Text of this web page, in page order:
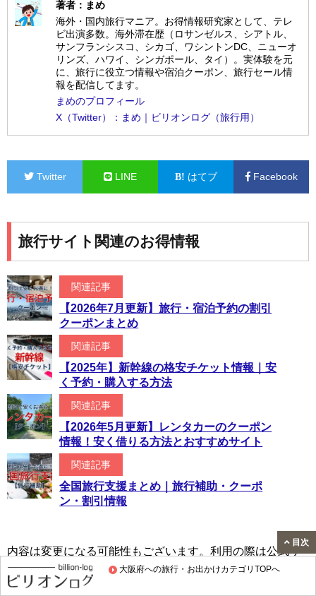
大阪府への旅行・お出かけカテゴリTOPへ
著者：まめ
海外・国内旅行マニア。お得情報研究家として、テレ
ビ出演多数。海外滞在歴（ロサンゼルス、シアトル、
サンフランシスコ、シカゴ、ワシントンDC、ニューオ
リンズ、ハワイ、シンガポール、タイ）。実体験を元
に、旅行に役立つ情報や宿泊クーポン、旅行セール情
報を配信してます。
まめのプロフィール
X（Twitter）：まめ｜ビリオンログ（旅行用）
Twitter LINE はてブ Facebook
旅行サイト関連のお得情報
関連記事
【2026年7月更新】旅行・宿泊予約の割引
クーポンまとめ
関連記事
【2025年】新幹線の格安チケット情報｜安
く予約・購入する方法
関連記事
【2026年5月更新】レンタカーのクーポン
情報！安く借りる方法とおすすめサイト
関連記事
全国旅行支援まとめ｜旅行補助・クーポ
ン・割引情報
内容は変更になる可能性もございます。利用の際は公式サ
イトの確認をお願いします。
目次